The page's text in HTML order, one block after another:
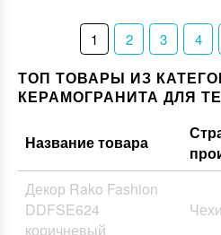
1 2 3 4
ТОП ТОВАРЫ ИЗ
КЕРАМОГРАНИТА ДЛЯ
Название товара
Декор Rako Fashion
DDFSE624
коричневый